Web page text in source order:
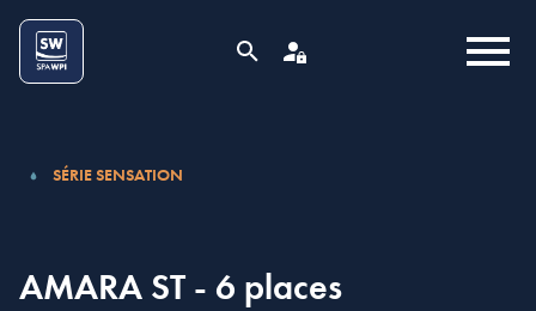
RECHERCHEESPACE PRO
MENU
SÉRIE SENSATION
AMARA ST - 6 places